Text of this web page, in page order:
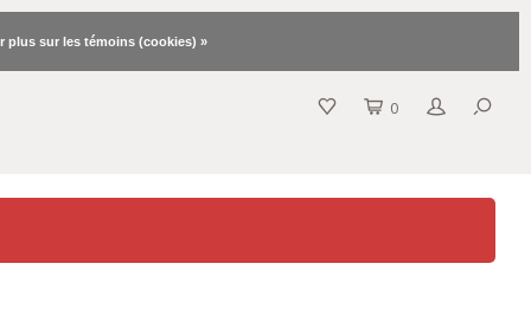
0
plus sur les témoins (cookies) »